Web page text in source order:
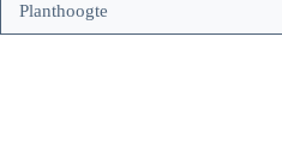
Planthoogte